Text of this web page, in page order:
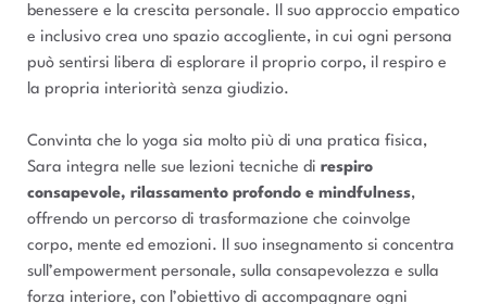
benessere e la crescita personale. Il suo approccio empatico
e inclusivo crea uno spazio accogliente, in cui ogni persona
può sentirsi libera di esplorare il proprio corpo, il respiro e
la propria interiorità senza giudizio.
Convinta che lo yoga sia molto più di una pratica fisica,
Sara integra nelle sue lezioni tecniche di respiro
consapevole, rilassamento profondo e mindfulness,
offrendo un percorso di trasformazione che coinvolge
corpo, mente ed emozioni. Il suo insegnamento si concentra
sull’empowerment personale, sulla consapevolezza e sulla
forza interiore, con l’obiettivo di accompagnare ogni